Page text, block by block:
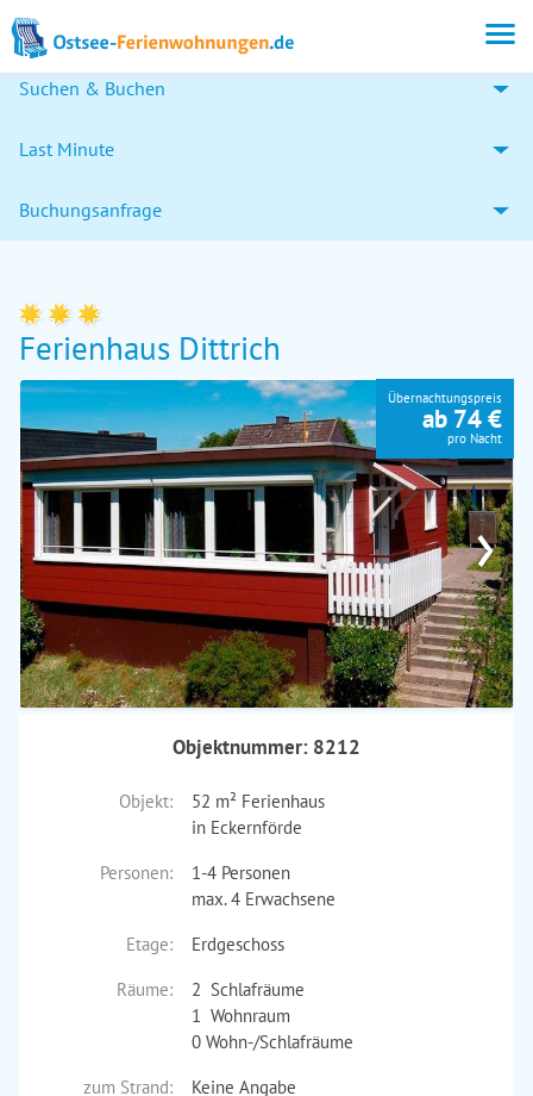
Suchen & Buchen
Last Minute
Buchungsanfrage
Ferienhaus Dittrich
›
Übernachtungspreis
ab 74 €
pro Nacht
Objektnummer: 8212
Objekt:
52 m² Ferienhaus
in Eckernförde
Personen:
1-4 Personen
max. 4 Erwachsene
Etage:
Erdgeschoss
Räume:
2 Schlafräume
1 Wohnraum
0 Wohn-/Schlafräume
zum Strand:
Keine Angabe